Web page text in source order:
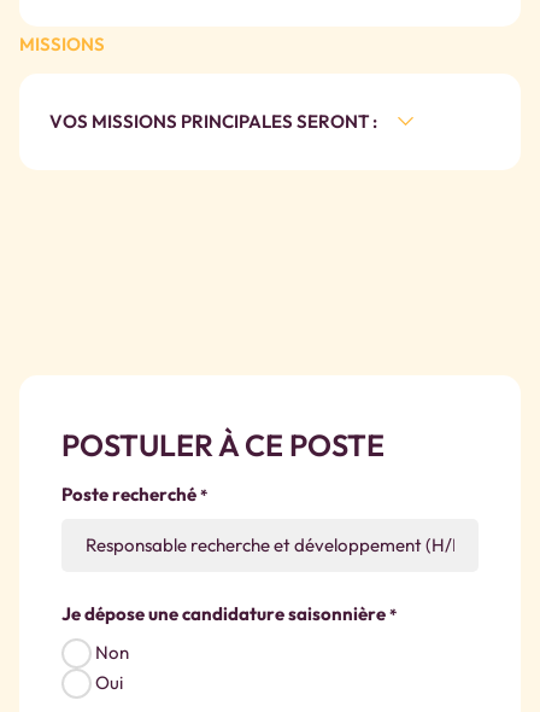
MISSIONS
VOS MISSIONS PRINCIPALES SERONT :
POSTULER À CE POSTE
Poste recherché *
Je dépose une candidature saisonnière *
Non
Oui